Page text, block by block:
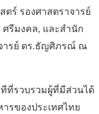
ร์ รองศาสตราจารย์
รีมงคล, และสำนัก
ารย์ ดร.ธัญศิภรณ์ ณ
ทีที่รวบรวมผู้ที่มีส่วนได้
รของประเทศไทย